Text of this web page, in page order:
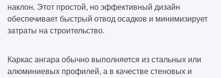
наклон. Этот простой, но эффективный дизайн
обеспечивает быстрый отвод осадков и минимизирует
затраты на строительство.
Каркас ангара обычно выполняется из стальных или
алюминиевых профилей, а в качестве стеновых и